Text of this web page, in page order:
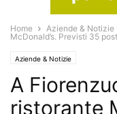
Home Aziende & Notizie
McDonald’s. Previsti 35
Aziende & Notizie
A
ristorante